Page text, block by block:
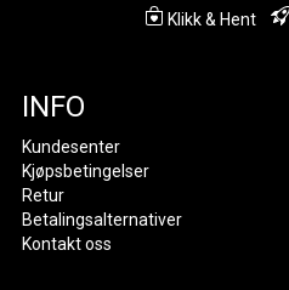
Klikk & Hent
INFO
Kundesenter
Kjøpsbetingelser
Retur
Betalingsalternativer
Kontakt oss